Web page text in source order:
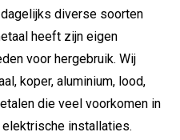
diverse soorten
heeft zijn eigen
voor hergebruik. Wij
koper, aluminium, lood,
die veel voorkomen in
installaties.